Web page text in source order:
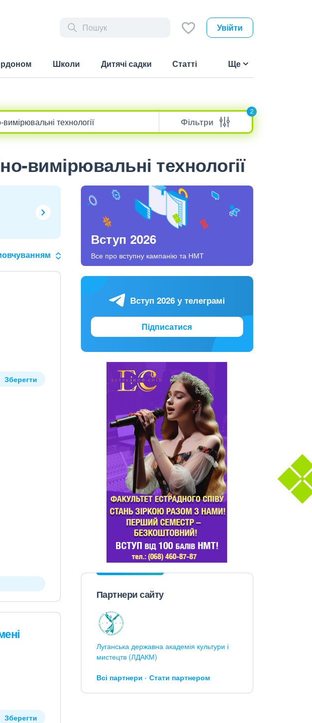
Увійти
Школи Дитячі садки Статті Ще
Фільтри
2
вимірювальні технології
Зберегти
Зберегти
Вступ 2026
Все про вступну кампанію та НМТ
Вступ 2026 у телеграмі
Підписатися
Партнери сайту
Луганська державна академія культури і
мистецтв (ЛДАКМ)
Всі партнери Стати партнером